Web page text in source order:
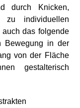
durch Knicken,
zu individuellen
das folgende
Bewegung in der
von der Fläche
gestalterisch